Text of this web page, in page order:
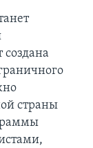
страны